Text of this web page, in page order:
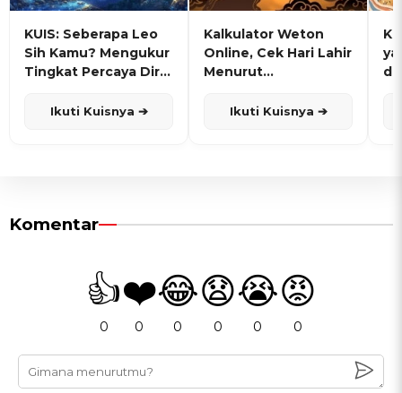
KUIS: Seberapa Leo
Sih Kamu? Mengukur
Tingkat Percaya Diri
Ikuti Kuisnya ➔
Kalkulator Weton
Online, Cek Hari Lahir
Menurut
Ikuti Kuisnya ➔
Komentar
👍
0
❤️
0
😂
0
😧
0
😭
0
😡
0